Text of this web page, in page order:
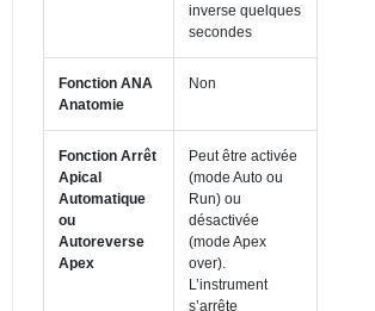
inverse quelques
secondes
Fonction ANA
Anatomie
Non
Fonction Arrêt
Apical
Automatique
ou
Autoreverse
Apex
Peut être activée
(mode Auto ou
Run) ou
désactivée
(mode Apex
over).
L’instrument
s’arrête